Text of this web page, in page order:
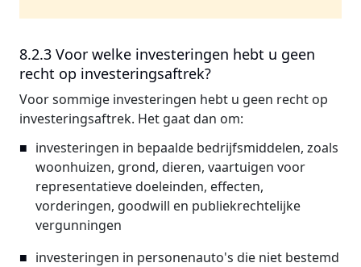
8.2.3 Voor welke investeringen hebt u geen
recht op investeringsaftrek?
Voor sommige investeringen hebt u geen recht op
investeringsaftrek. Het gaat dan om:
investeringen in bepaalde bedrijfsmiddelen, zoals
woonhuizen, grond, dieren, vaartuigen voor
representatieve doeleinden, effecten,
vorderingen, goodwill en publiekrechtelijke
vergunningen
investeringen in personenauto's die niet bestemd